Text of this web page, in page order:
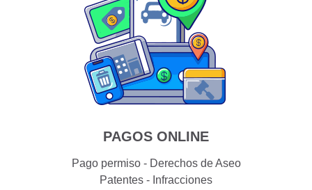
PAGOS ONLINE
Pago permiso - Derechos de Aseo
Patentes - Infracciones